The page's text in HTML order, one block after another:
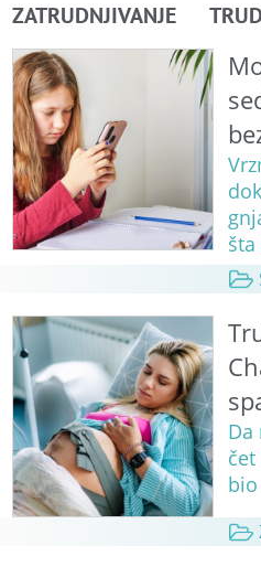
ZATRUDNJIVANJE
šta
Da